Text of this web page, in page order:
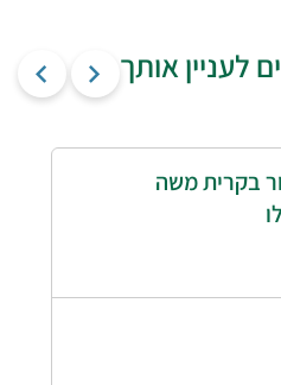
לעניין אותך
בקרית משה